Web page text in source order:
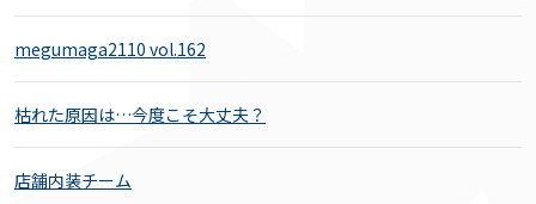
megumaga2110 vol.162
枯れた原因は…今度こそ大丈夫？
店舗内装チーム